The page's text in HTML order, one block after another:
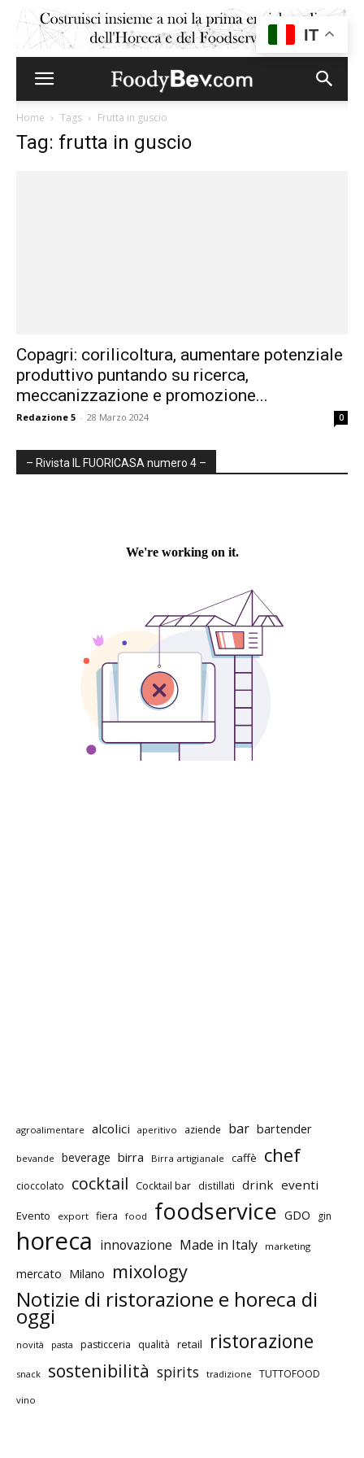
Home Tags Frutta in guscio
Tag: frutta in guscio
Copagri: corilicoltura, aumentare potenziale
produttivo puntando su ricerca,
meccanizzazione e promozione...
Redazione 5 - 28 Marzo 2024 0
– Rivista IL FUORICASA numero 4 –
agroalimentare alcolici aperitivo aziende bar bartender
bevande beverage birra Birra artigianale caffè chef
cioccolato cocktail Cocktail bar distillati drink eventi
Evento export fiera food foodservice GDO gin
horeca innovazione Made in Italy marketing
mercato Milano mixology
Notizie di ristorazione e horeca di
oggi
novità pasta pasticceria qualità retail ristorazione
snack sostenibilità spirits tradizione TUTTOFOOD
vino
IT